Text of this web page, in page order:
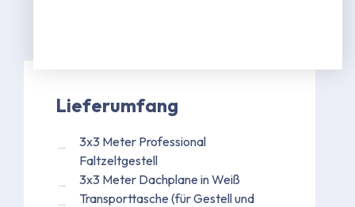
Lieferumfang
3x3 Meter Professional
Faltzeltgestell
3x3 Meter Dachplane in Weiß
Transporttasche (für Gestell und